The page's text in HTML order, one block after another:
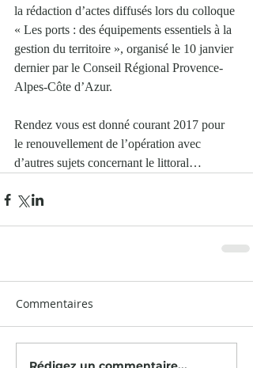
la rédaction d’actes diffusés lors du colloque
« Les ports : des équipements essentiels à la
gestion du territoire », organisé le 10 janvier
dernier par le Conseil Régional Provence-
Alpes-Côte d’Azur.
Rendez vous est donné courant 2017 pour
le renouvellement de l’opération avec
d’autres sujets concernant le littoral…
Commentaires